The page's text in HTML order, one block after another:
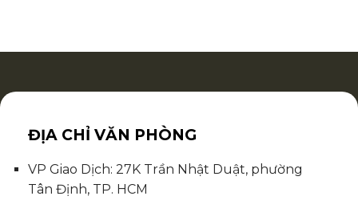
ĐỊA CHỈ VĂN PHÒNG
VP Giao Dịch: 27K Trần Nhật Duật, phường
Tân Định, TP. HCM